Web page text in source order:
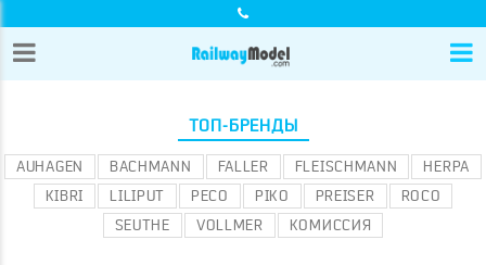
ТОП-БРЕНДЫ
AUHAGEN BACHMANN FALLER FLEISCHMANN
HERPA
KIBRI
LILIPUT PECO PIKO PREISER
ROCO
SEUTHE
VOLLMER КОМИССИЯ